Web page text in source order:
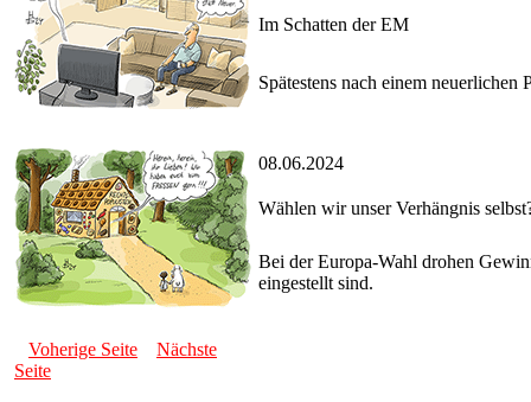
Im Schatten der EM
Spätestens nach einem
08.06.2024
Wählen wir unser Verhängnis
Bei der Europa-Wahl drohen
eingestellt sind.
Voherige Seite
Nächste
Seite